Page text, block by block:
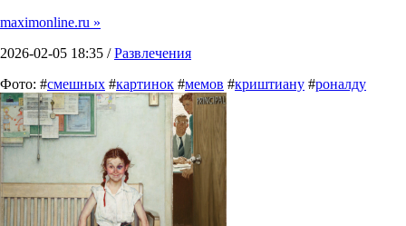
maximonline.ru »
2026-02-05 18:35 /Развлечения
Фото: #смешных #картинок #мемов #криштиану #роналду